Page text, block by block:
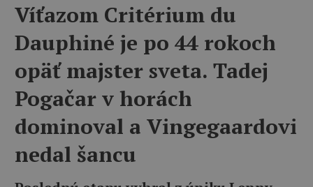
Víťazom Critérium du
Dauphiné je po 44 rokoch
opäť majster sveta. Tadej
Pogačar v horách
dominoval a Vingegaardovi
nedal šancu